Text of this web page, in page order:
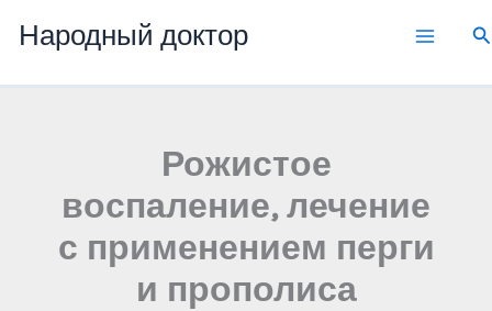
Народный доктор
Рожистое
воспаление, лечение
с применением перги
и прополиса